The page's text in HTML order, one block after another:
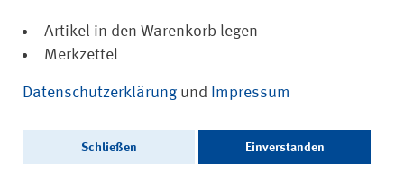
DGUV Information 215-520
häufigsten Fragen
Artikel in den Warenkorb legen
Merkzettel
Datenschutzerklärung und Impressum
Schließen Einverstanden